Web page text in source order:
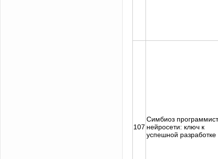
107
Симбиоз
нейросети: ключ к
успешной разработке